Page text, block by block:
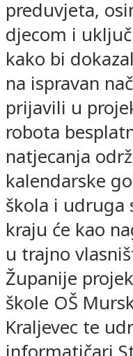
preduvjeta,
djecom i
kako bi
na ispravan
prijavili u
robota
natjecanja
kalendarske
škola i udruga
kraju će kao
u trajno
Županije
škole OŠ
Kraljevec te